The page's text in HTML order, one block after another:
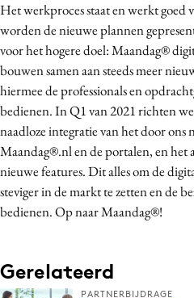
Het werkproces staat en werkt
worden de nieuwe plannen
voor het hogere doel: Maandag®
bouwen samen aan steeds meer
hiermee de professionals en
bedienen. In Q1 van 2021 richten
naadloze integratie van het door
Maandag®.nl en de portalen, en het
nieuwe features. Dit alles om de
steviger in de markt te zetten en de
bedienen. Op naar Maandag®!
Gerelateerd
PARTNERBIJDRAGE